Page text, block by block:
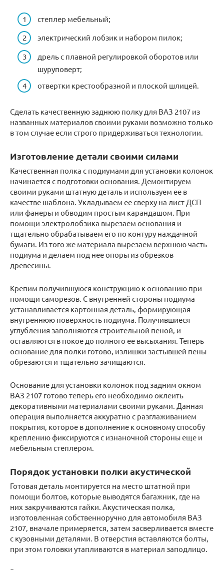
степлер мебельный;
электрический лобзик и набором пилок;
дрель с плавной регулировкой оборотов или
шуруповерт;
отвертки крестообразной и плоской шлицей.
Сделать качественную заднюю полку для ВАЗ 2107 из
названных материалов своими руками возможно только
в том случае если строго придерживаться технологии.
Изготовление детали своими силами
Качественная полка с подиумами для установки колонок
начинается с подготовки основания. Демонтируем
своими руками штатную деталь и используем ее в
качестве шаблона. Укладываем ее сверху на лист ДСП
или фанеры и обводим простым карандашом. При
помощи электролобзика вырезаем основания и
тщательно обрабатываем его по контуру наждачной
бумаги. Из того же материала вырезаем верхнюю часть
подиума и делаем под нее опоры из обрезков
древесины.
Крепим получившуюся конструкцию к основанию при
помощи саморезов. С внутренней стороны подиума
устанавливается картонная деталь, формирующая
внутреннюю поверхность подиума. Получившиеся
углубления заполняются строительной пеной, и
оставляются в покое до полного ее высыхания. Теперь
основание для полки готово, излишки застывшей пены
обрезаются и тщательно зачищаются.
Основание для установки колонок под задним окном
ВАЗ 2107 готово теперь его необходимо оклеить
декоративными материалами своими руками. Данная
операция выполняется аккуратно с разглаживанием
покрытия, которое в дополнение к основному способу
креплению фиксируются с изнаночной стороны еще и
мебельным степлером.
Порядок установки полки акустической
Готовая деталь монтируется на место штатной при
помощи болтов, которые выводятся багажник, где на
них закручиваются гайки. Акустическая полка,
изготовленная собственноручно для автомобиля ВАЗ
2107, вначале примеряется, затем засверливается вместе
с кузовными деталями. В отверстия вставляются болты,
при этом головки утапливаются в материал заподлицо.